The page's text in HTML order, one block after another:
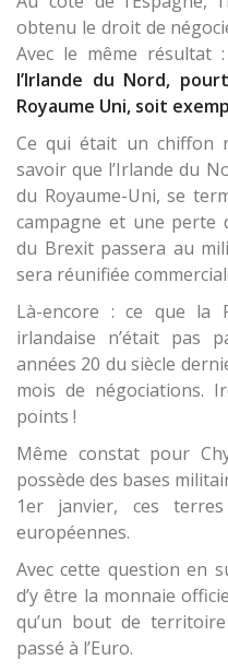
obtenu le droit de
Avec le même résultat :
l’Irlande du Nord,
Royaume Uni, soit
Ce qui était un chiffon
savoir que l’Irlande du
du Royaume-Uni, se
campagne et une perte
du Brexit passera au
sera réunifiée
Là-encore : ce que la
irlandaise n’était pas
années 20 du siècle
mois de négociations.
points !
Même constat pour
possède des bases
1er janvier, ces
européennes.
Avec cette question en
d’y être la monnaie
qu’un bout de
passé à l’Euro.